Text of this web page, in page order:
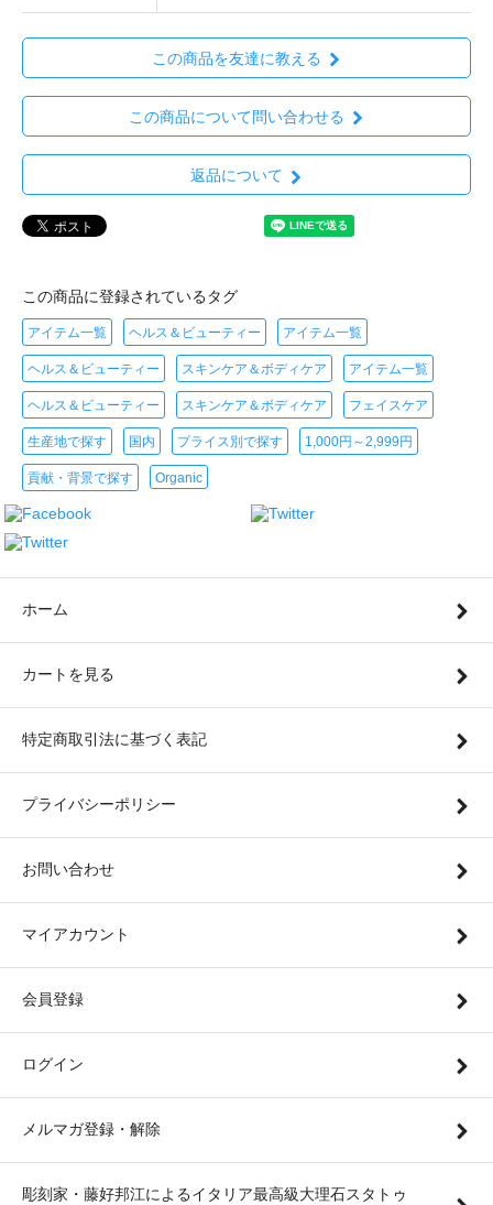
この商品を友達に教える
この商品について問い合わせる
返品について
この商品に登録されているタグ
アイテム一覧 ヘルス＆ビューティー アイテム一覧
ヘルス＆ビューティー スキンケア＆ボディケア アイテム一覧
ヘルス＆ビューティー スキンケア＆ボディケア フェイスケア
生産地で探す 国内 プライス別で探す 1,000円～2,999円
貢献・背景で探す Organic
ホーム
カートを見る
特定商取引法に基づく表記
プライバシーポリシー
お問い合わせ
マイアカウント
会員登録
ログイン
メルマガ登録・解除
彫刻家・藤好邦江によるイタリア最高級大理石スタトゥ